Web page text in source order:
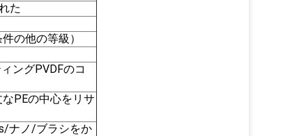
た
の他の等級）
ングPVDFのコ
PEの中心をリサ
ナノ/ブラシをか